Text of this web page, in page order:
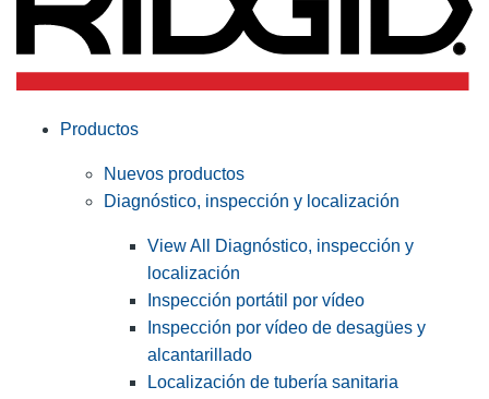
Productos
Nuevos productos
Diagnóstico, inspección y localización
View All Diagnóstico, inspección y
localización
Inspección portátil por vídeo
Inspección por vídeo de desagües y
alcantarillado
Localización de tubería sanitaria